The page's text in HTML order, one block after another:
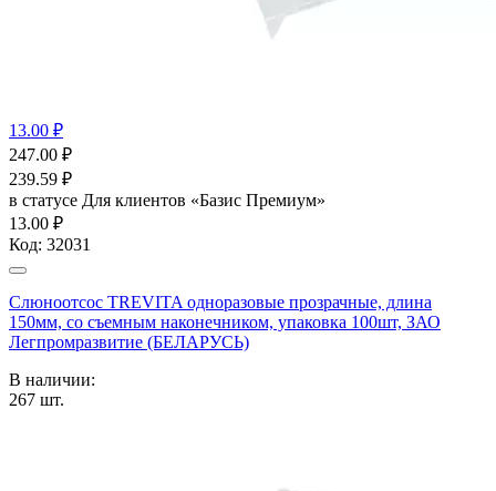
13.00 ₽
247.00 ₽
239.59 ₽
в статусе Для клиентов «Базис Премиум»
13.00 ₽
Код: 32031
Слюноотсос TREVITA одноразовые прозрачные, длина
150мм, со съемным наконечником, упаковка 100шт, ЗАО
Легпромразвитие (БЕЛАРУСЬ)
В наличии:
267 шт.